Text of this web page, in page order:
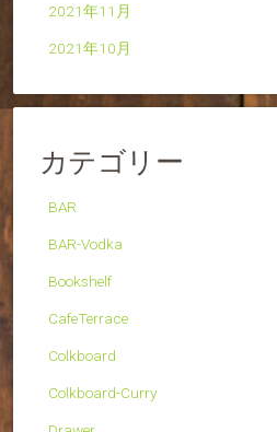
2021年11月
2021年10月
カテゴリー
BAR
BAR-Vodka
Bookshelf
CafeTerrace
Colkboard
Colkboard-Curry